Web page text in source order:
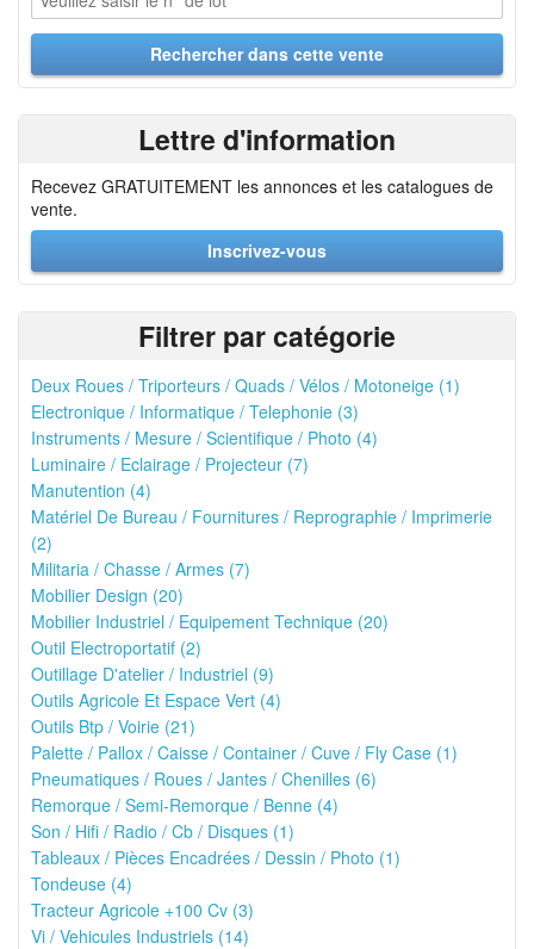
Lettre d'information
Recevez GRATUITEMENT les annonces et les catalogues de
vente.
Inscrivez-vous
Filtrer par catégorie
Deux Roues / Triporteurs / Quads / Vélos / Motoneige (1)
Electronique / Informatique / Telephonie (3)
Instruments / Mesure / Scientifique / Photo (4)
Luminaire / Eclairage / Projecteur (7)
Manutention (4)
Matériel De Bureau / Fournitures / Reprographie / Imprimerie
(2)
Militaria / Chasse / Armes (7)
Mobilier Design (20)
Mobilier Industriel / Equipement Technique (20)
Outil Electroportatif (2)
Outillage D'atelier / Industriel (9)
Outils Agricole Et Espace Vert (4)
Outils Btp / Voirie (21)
Palette / Pallox / Caisse / Container / Cuve / Fly Case (1)
Pneumatiques / Roues / Jantes / Chenilles (6)
Remorque / Semi-Remorque / Benne (4)
Son / Hifi / Radio / Cb / Disques (1)
Tableaux / Pièces Encadrées / Dessin / Photo (1)
Tondeuse (4)
Tracteur Agricole +100 Cv (3)
Vi / Vehicules Industriels (14)